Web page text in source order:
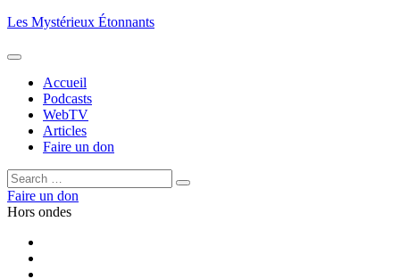
Aller
contenu
Les Mystérieux Étonnants
Accueil
Podcasts
WebTV
Articles
Faire un don
Rechercher :
Rechercher
Faire un don
Hors ondes